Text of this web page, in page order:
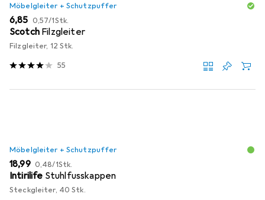
Möbelgleiter + Schutzpuffer
EUR
6,85 EUR
0,57/1Stk.
Scotch Filzgleiter
Filzgleiter, 12 Stk.
55
Möbelgleiter + Schutzpuffer
EUR
18,99 EUR
0,48/1Stk.
Intirilife Stuhlfusskappen
Steckgleiter, 40 Stk.